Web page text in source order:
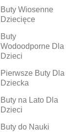
Buty Wiosenne
Dziecięce
Buty
Wodoodporne Dla
Dzieci
Pierwsze Buty Dla
Dziecka
Buty na Lato Dla
Dzieci
Buty do Nauki